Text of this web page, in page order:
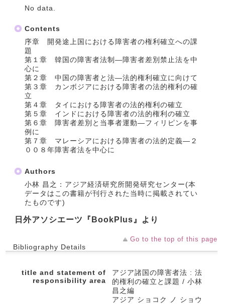
No data.
Contents
序章 開発途上国における障害者の権利確立への課
題
第１章 韓国の障害者法制―障害者差別禁止法を中
心に
第２章 中国の障害者と法―法的権利確立に向けて
第３章 カンボジアにおける障害者の法的権利の確
立
第４章 タイにおける障害者の法的権利の確立
第５章 インドにおける障害者の法的権利の確立
第６章 障害者差別と当事者運動―フィリピンを事
例に
第７章 マレーシアにおける障害者の法的定義―２
００８年障害者法を中心に
Authors
小林 昌之：アジア経済研究所開発研究センター(本
データはこの書籍が刊行された当時に掲載されてい
たものです)
日外アソシエーツ『BookPlus』より
Go to the top of this page
Bibliography Details
title and statement of
responsibility area
アジア諸国の障害者法 : 法
的権利の確立と課題 / 小林
昌之編
アジア ショコク ノ ショウ